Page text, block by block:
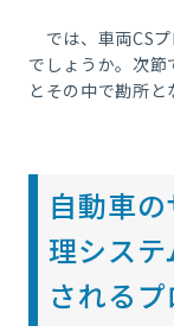
では、車両CS
でしょうか。次
とその中で勘所と
自動車
理シス
される